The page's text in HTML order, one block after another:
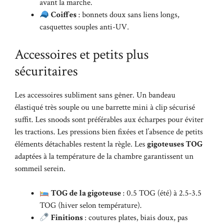
avant la marche.
Coiffes : bonnets doux sans liens longs,
casquettes souples anti-UV.
Accessoires et petits plus
sécuritaires
Les accessoires subliment sans gêner. Un bandeau
élastiqué très souple ou une barrette mini à clip sécurisé
suffit. Les snoods sont préférables aux écharpes pour éviter
les tractions. Les pressions bien fixées et l’absence de petits
éléments détachables restent la règle. Lesgigoteuses TOG
adaptées à la température de la chambre garantissent un
sommeil serein.
TOG de la gigoteuse: 0.5 TOG (été) à 2.5-3.5
TOG (hiver selon température).
Finitions : coutures plates, biais doux, pas